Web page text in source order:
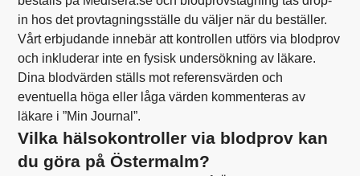
in hos det provtagningsställe du väljer när du beställer.
Vårt erbjudande innebär att kontrollen utförs via blodprov
och inkluderar inte en fysisk undersökning av läkare.
Dina blodvärden ställs mot referensvärden och
eventuella höga eller låga värden kommenteras av
läkare i ”Min Journal”.
Vilka hälsokontroller via blodprov kan
du göra på Östermalm?